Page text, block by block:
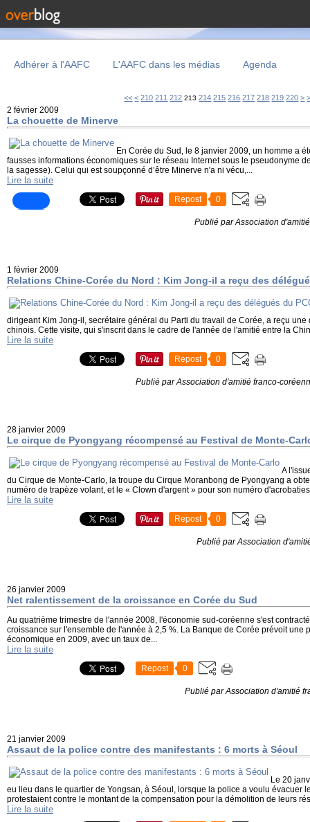
Adhérer à l'AAFC L'AAFC dans les médias Agenda
<< < 200
210 211 212 213 214 215 216 217 218 219 220 >
2 février 2009
La chouette de Minerve
En Corée du Sud, le 8 janvier 2009, un homme a
fausses informations économiques sur le réseau Internet sous le pseudonyme
la sagesse). Celui qui est soupçonné d’être Minerve n'a ni vécu,...
Lire la suite
Repost 0
Publié par Association
1 février 2009
Relations Chine-Corée du Nord : Kim Jong-il a reçu des
dirigeant Kim Jong-il, secrétaire général du Parti du travail de Corée, a reçu
chinois. Cette visite, qui s'inscrit dans le cadre de l'année de l'amitié entre la
Lire la suite
Repost 0
Publié par Association d'amitié franco-
28 janvier 2009
Le cirque de Pyongyang récompensé au Festival de Monte-
A
du Cirque de Monte-Carlo, la troupe du Cirque Moranbong de Pyongyang a
numéro de trapèze volant, et le « Clown d'argent » pour son numéro
Lire la suite
Repost 0
Publié par Association
26 janvier 2009
Net ralentissement de la croissance en Corée du Sud
Au quatrième trimestre de l'année 2008, l'économie sud-coréenne s'est
croissance sur l'ensemble de l'année à 2,5 %. La Banque de Corée prévoit une
économique en 2009, avec un taux de...
Lire la suite
Repost 0
Publié par Association d'amitié
21 janvier 2009
Assaut de la police contre des manifestants : 6 morts à Séoul
Le 20
eu lieu dans le quartier de Yongsan, à Séoul, lorsque la police a voulu évacuer
protestaient contre le montant de la compensation pour la démolition de leurs
Lire la suite